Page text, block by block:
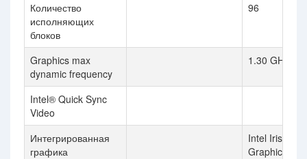
Количество
исполняющих
блоков
96
Graphics max
dynamic frequency
1.30 GHz
Intel® Quick Sync
Video
Интегрированная
графика
Intel Iris Xe
Graphics